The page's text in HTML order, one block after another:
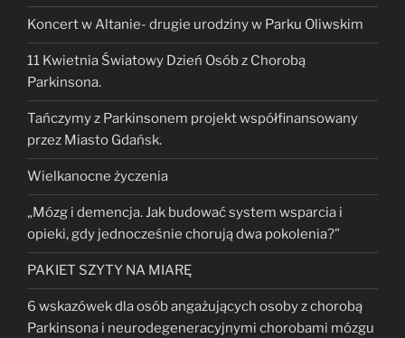
Koncert w Altanie- drugie urodziny w Parku Oliwskim
11 Kwietnia Światowy Dzień Osób z Chorobą
Parkinsona.
Tańczymy z Parkinsonem projekt współfinansowany
przez Miasto Gdańsk.
Wielkanocne życzenia
„Mózg i demencja. Jak budować system wsparcia i
opieki, gdy jednocześnie chorują dwa pokolenia?”
PAKIET SZYTY NA MIARĘ
6 wskazówek dla osób angażujących osoby z chorobą
Parkinsona i neurodegeneracyjnymi chorobami mózgu